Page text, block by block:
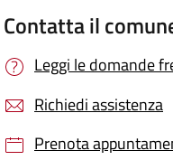
Contatta il
Leggi le domande
Richiedi assistenza
Prenota